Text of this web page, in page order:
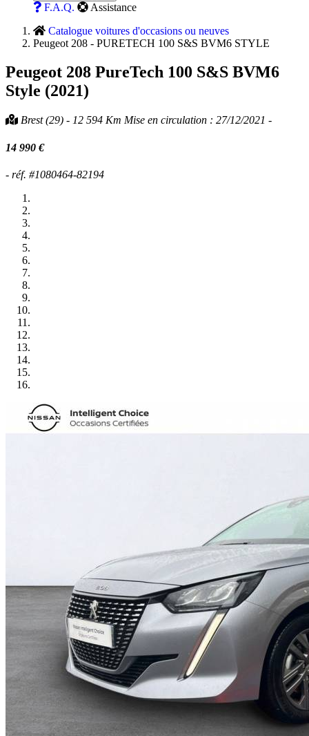
F.A.Q.
Assistance
Catalogue voitures d'occasions ou neuves
Peugeot 208 - PURETECH 100 S&S BVM6 STYLE
Peugeot 208 PureTech 100 S&S BVM6
Style (2021)
Brest (29) - 12 594 Km Mise en circulation : 27/12/2021 -
14 990 €
- réf. #1080464-82194